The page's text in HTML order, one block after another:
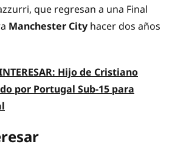
que regresan a una Final
Manchester City hacer dos años
Hijo de Cristiano
por Portugal Sub-15 para